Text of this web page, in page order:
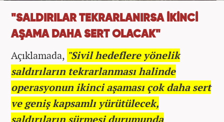
"SALDIRILAR TEKRARLANIRSA İKİNCİ
AŞAMA DAHA SERT OLACAK"
Açıklamada, "Sivil hedeflere yönelik
saldırıların tekrarlanması halinde
operasyonun ikinci aşaması çok daha sert
ve geniş kapsamlı yürütülecek,